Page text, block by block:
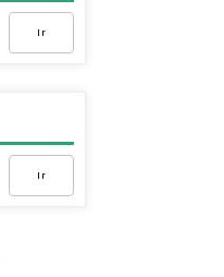
Ir
Ir